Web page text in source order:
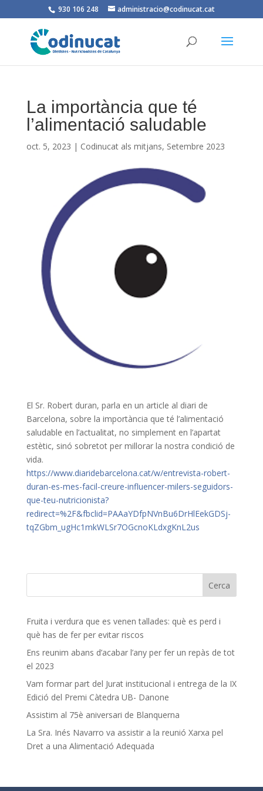
930 106 248 administracio@codinucat.cat
La importància que té
l’alimentació saludable
oct. 5, 2023 | Codinucat als mitjans, Setembre 2023
El Sr. Robert duran, parla en un article al diari de
Barcelona, sobre la importància que té l’alimentació
saludable en l’actualitat, no simplement en l’apartat
estètic, sinó sobretot per millorar la nostra condició de
vida.
https://www.diaridebarcelona.cat/w/entrevista-robert-
duran-es-mes-facil-creure-influencer-milers-seguidors-
que-teu-nutricionista?
redirect=%2F&fbclid=PAAaYDfpNVnBu6DrHlEekGDSj-
tqZGbm_ugHc1mkWLSr7OGcnoKLdxgKnL2us
Fruita i verdura que es venen tallades: què es perd i
què has de fer per evitar riscos
Ens reunim abans d’acabar l’any per fer un repàs de tot
el 2023
Vam formar part del Jurat institucional i entrega de la IX
Edició del Premi Càtedra UB- Danone
Assistim al 75è aniversari de Blanquerna
La Sra. Inés Navarro va assistir a la reunió Xarxa pel
Dret a una Alimentació Adequada